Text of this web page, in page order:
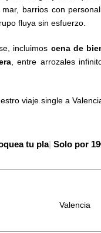
barrios con
fluya sin esfuerzo.
incluimos cena de
, entre arrozales
viaje single a
tu plaza 2|Solo por
Valencia